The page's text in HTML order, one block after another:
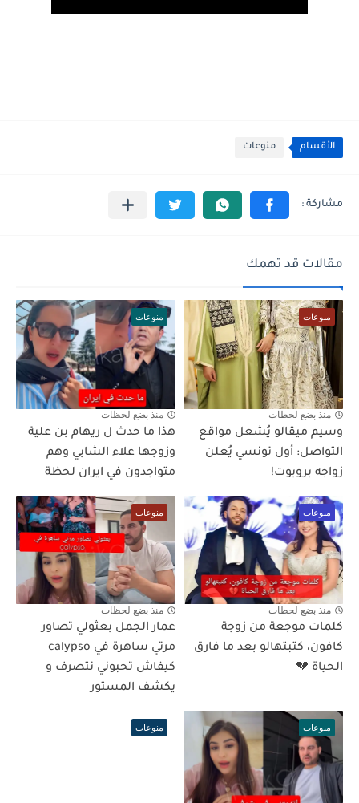
الأقسام منوعات
مقالات قد تهمك
منوعات
منذ بضع لحظات
وسيم ميقالو يُشعل مواقع
التواصل: أول تونسي يُعلن
زواجه بروبوت!
منوعات
منذ بضع لحظات
هذا ما حدث ل ريهام بن علية
وزوجها علاء الشابي وهم
متواجدون في ايران لحظة
منوعات
منذ بضع لحظات
كلمات موجعة من زوجة
كافون، كتبتهالو بعد ما فارق
الحياة 💔
منوعات
منذ بضع لحظات
عمار الجمل بعثولي تصاور
مرتي ساهرة في calypso
كيفاش تحبوني نتصرف و
يكشف المستور
منوعات منوعات